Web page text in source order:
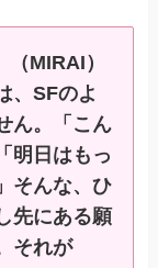
MIRAI）
、SFのよ
ん。「こん
明日はもっ
そんな、ひ
先にある願
それが